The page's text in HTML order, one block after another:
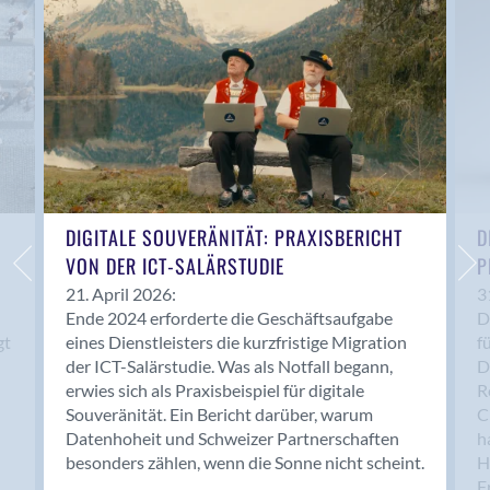
Anwil
Appenzell
Au SG
Baar
Baden
Balsthal
Balzers
Basel
Bassersdorf
Belp
Bendern
Benken (SG)
Bergdietikon
Berlin
Bern
Bern - Liebefeld
DIGITALE SOUVERÄNITÄT: PRAXISBERICHT
VON DER ICT-SALÄRSTUDIE
21. April 2026:
Ende 2024 erforderte die Geschäftsaufgabe
eines Dienstleisters die kurzfristige Migration
der ICT-Salärstudie. Was als Notfall begann,
erwies sich als Praxisbeispiel für digitale
Souveränität. Ein Bericht darüber, warum
Datenhoheit und Schweizer Partnerschaften
besonders zählen, wenn die Sonne nicht scheint.